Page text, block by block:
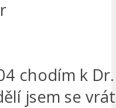
chodím k
jsem se